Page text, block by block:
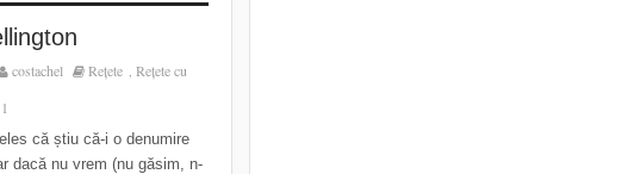
costachel Rețete , Rețete cu
că știu că-i o denumire
dacă nu vrem (nu găsim, n-